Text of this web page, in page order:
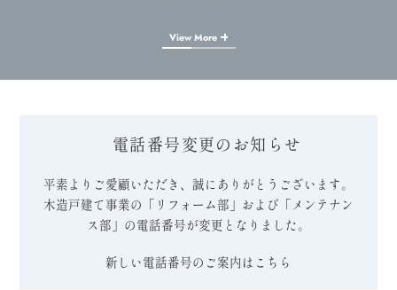
View More
電話番号変更のお知らせ
平素よりご愛顧いただき、誠にありがとうございます。
木造戸建て事業の「リフォーム部」および「メンテナン
ス部」の電話番号が変更となりました。
新しい電話番号のご案内はこちら